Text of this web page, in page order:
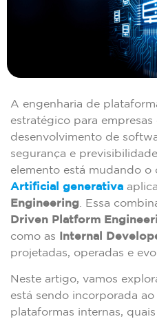
A engenharia de
estratégico para
desenvolvimento de
segurança e
elemento está mudando o
Artificial generativa
Engineering . Essa
Driven Platform
como as Internal
projetadas, operadas e
Neste artigo, vamos
está sendo incorporada
plataformas internas,